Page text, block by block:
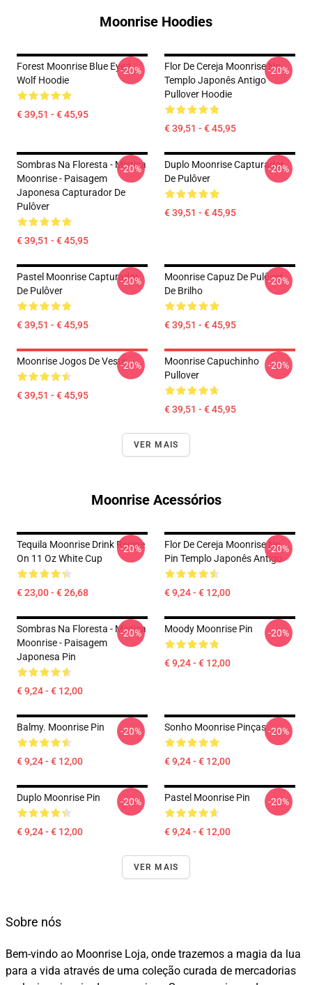
Moonrise Hoodies
Forest Moonrise Blue Eyed
Wolf Hoodie
€ 39,51 - € 45,95
-20%
Flor De Cereja Moonrise No
Templo Japonês Antigo
Pullover Hoodie
€ 39,51 - € 45,95
-20%
Sombras Na Floresta - Mística
Moonrise - Paisagem
Japonesa Capturador De
Pulôver
€ 39,51 - € 45,95
-20%
Duplo Moonrise Capturador
De Pulôver
€ 39,51 - € 45,95
-20%
Pastel Moonrise Capturador
De Pulôver
€ 39,51 - € 45,95
-20%
Moonrise Capuz De Pulôver
De Brilho
€ 39,51 - € 45,95
-20%
Moonrise Jogos De Vestir
€ 39,51 - € 45,95
-20%
Moonrise Capuchinho
Pullover
€ 39,51 - € 45,95
-20%
VER MAIS
Moonrise Acessórios
Tequila Moonrise Drink Recipe
On 11 Oz White Cup
€ 23,00 - € 26,68
-20%
Flor De Cereja Moonrise No
Pin Templo Japonês Antigo
€ 9,24 - € 12,00
-20%
Sombras Na Floresta - Mística
Moonrise - Paisagem
Japonesa Pin
€ 9,24 - € 12,00
-20% Moody Moonrise Pin
€ 9,24 - € 12,00
-20%
Balmy. Moonrise Pin
€ 9,24 - € 12,00
-20% Sonho Moonrise Pinças
€ 9,24 - € 12,00
-20%
Duplo Moonrise Pin
€ 9,24 - € 12,00
-20% Pastel Moonrise Pin
€ 9,24 - € 12,00
-20%
VER MAIS
Sobre nós
Bem-vindo ao Moonrise Loja, onde trazemos a magia da lua
para a vida através de uma coleção curada de mercadorias